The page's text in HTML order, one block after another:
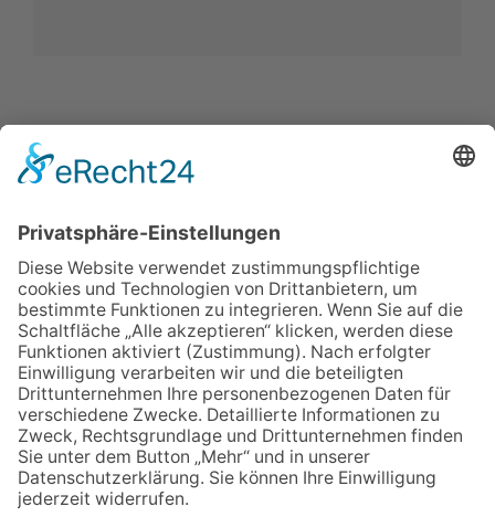
IMPRESSUM
VERBRAUCHERSTREITBEILEGUNGSGESETZ
HINWEISGEBERSCHUTZGESETZ LINKS/PARTNER
KONTAKT VORLESE-FUNKTION: READSPEAKER
GOOD NEWS | ELTERNBRIEFE
DATENSCHUTZ GGMBH DATENSCHUTZ E.V.
DATENVERARBEITUNG TAA | AFE